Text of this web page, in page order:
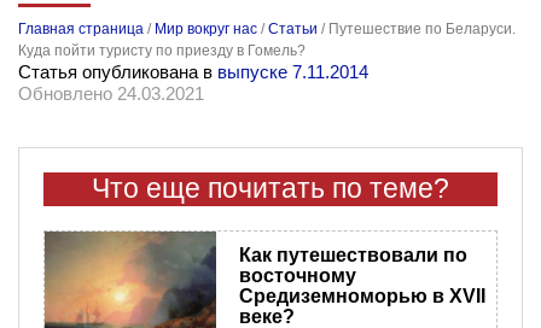
Главная страница / Мир вокруг нас /Статьи / Путешествие по Беларуси.
Куда пойти туристу по приезду в Гомель?
Статья опубликована в выпуске 7.11.2014
Обновлено 24.03.2021
Что еще почитать по теме?
Как путешествовали по
восточному
Средиземноморью в XVII
веке?